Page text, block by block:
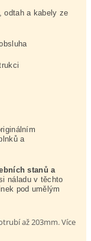
odtah a kabely ze
a
stanů a
náladu v těchto
pod umělým
až 203mm. Více